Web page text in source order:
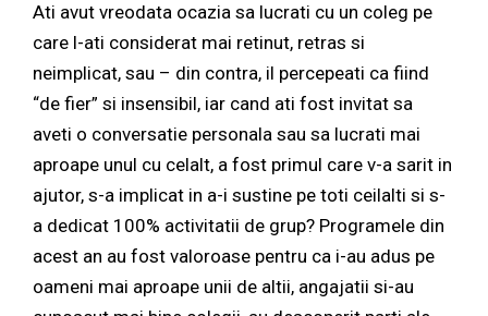
Ati avut vreodata ocazia sa lucrati cu un coleg pe
care l-ati considerat mai retinut, retras si
neimplicat, sau – din contra, il percepeati ca fiind
“de fier” si insensibil, iar cand ati fost invitat sa
aveti o conversatie personala sau sa lucrati mai
aproape unul cu celalt, a fost primul care v-a sarit in
ajutor, s-a implicat in a-i sustine pe toti ceilalti si s-
a dedicat 100% activitatii de grup? Programele din
acest an au fost valoroase pentru ca i-au adus pe
oameni mai aproape unii de altii, angajatii si-au